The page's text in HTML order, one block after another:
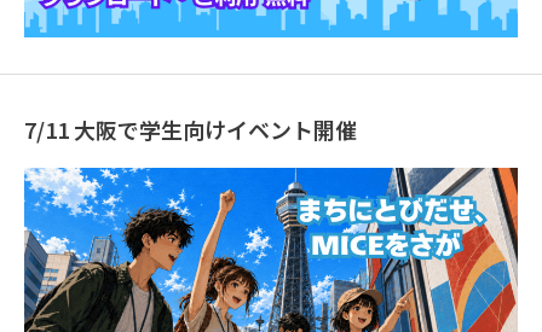
7/11 大阪で学生向けイベント開催